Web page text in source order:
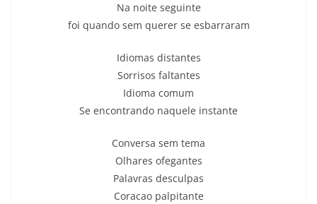
Na noite seguinte
foi quando sem querer se esbarraram
Idiomas distantes
Sorrisos faltantes
Idioma comum
Se encontrando naquele instante
Conversa sem tema
Olhares ofegantes
Palavras desculpas
Coracao palpitante